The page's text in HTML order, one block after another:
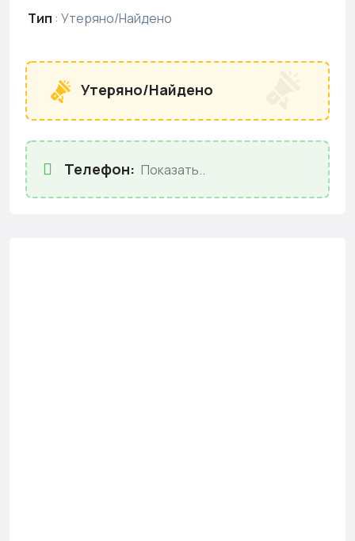
Тип : Утеряно/Найдено
Утеряно/Найдено
Телефон: Показать..